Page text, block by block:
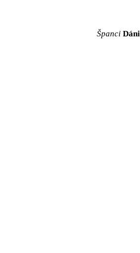
Španci